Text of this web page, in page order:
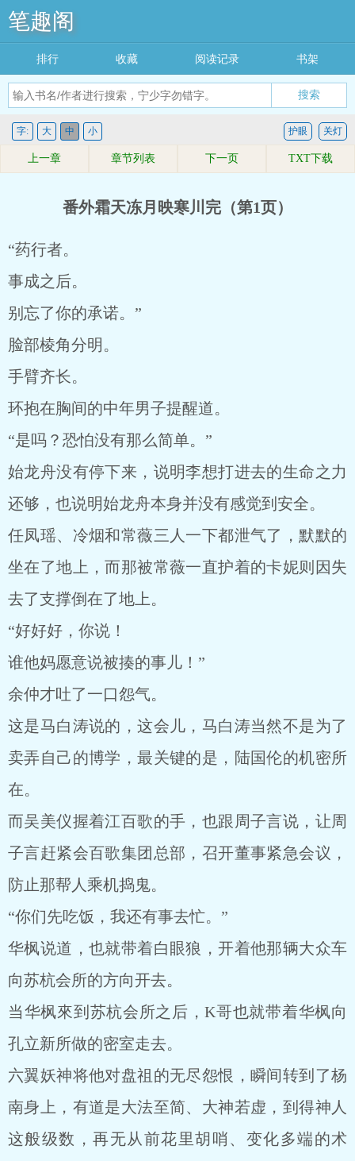
笔趣阁
搜索
排行 收藏 阅读记录 书架
字: 大 中 小 关灯
护眼
上一章 章节列表 下一页 TXT下载
番外霜天冻月映寒川完（第1页）
“药行者。
事成之后。
别忘了你的承诺。”
脸部棱角分明。
手臂齐长。
环抱在胸间的中年男子提醒道。
“是吗？恐怕没有那么简单。”
始龙舟没有停下来，说明李想打进去的生命之力
还够，也说明始龙舟本身并没有感觉到安全。
任凤瑶、冷烟和常薇三人一下都泄气了，默默的
坐在了地上，而那被常薇一直护着的卡妮则因失
去了支撑倒在了地上。
“好好好，你说！
谁他妈愿意说被揍的事儿！”
余仲才吐了一口怨气。
这是马白涛说的，这会儿，马白涛当然不是为了
卖弄自己的博学，最关键的是，陆国伦的机密所
在。
而吴美仪握着江百歌的手，也跟周子言说，让周
子言赶紧会百歌集团总部，召开董事紧急会议，
防止那帮人乘机捣鬼。
“你们先吃饭，我还有事去忙。”
华枫说道，也就带着白眼狼，开着他那辆大众车
向苏杭会所的方向开去。
当华枫來到苏杭会所之后，K哥也就带着华枫向
孔立新所做的密室走去。
六翼妖神将他对盘祖的无尽怨恨，瞬间转到了杨
南身上，有道是大法至简、大神若虚，到得神人
这般级数，再无从前花里胡哨、变化多端的术